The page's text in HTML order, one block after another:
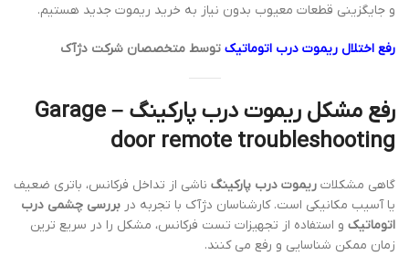
و جایگزینی قطعات معیوب بدون نیاز به خرید ریموت جدید هستیم.
رفع اختلال ریموت درب اتوماتیک توسط متخصصان شرکت دژآک
رفع مشکل ریموت درب پارکینگ – Garage
door remote troubleshooting
گاهی مشکلات ریموت درب پارکینگ ناشی از تداخل فرکانس، باتری ضعیف
یا آسیب مکانیکی است. کارشناسان دژآک با تجربه در بررسی چشمی درب
اتوماتیک و استفاده از تجهیزات تست فرکانس، مشکل را در سریع ترین
زمان ممکن شناسایی و رفع می کنند.